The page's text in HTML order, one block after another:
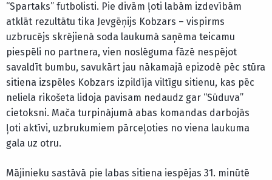
“Spartaks” futbolisti. Pie divām ļoti labām izdevībām
atklāt rezultātu tika Jevgēņijs Kobzars – vispirms
uzbrucējs skrējienā soda laukumā saņēma teicamu
piespēli no partnera, vien noslēguma fāzē nespējot
savaldīt bumbu, savukārt jau nākamajā epizodē pēc stūra
sitiena izspēles Kobzars izpildīja viltīgu sitienu, kas pēc
neliela rikošeta lidoja pavisam nedaudz gar “Sūduva”
cietoksni. Mača turpinājumā abas komandas darbojās
ļoti aktīvi, uzbrukumiem pārceļoties no viena laukuma
gala uz otru.
Mājinieku sastāvā pie labas sitiena iespējas 31. minūtē